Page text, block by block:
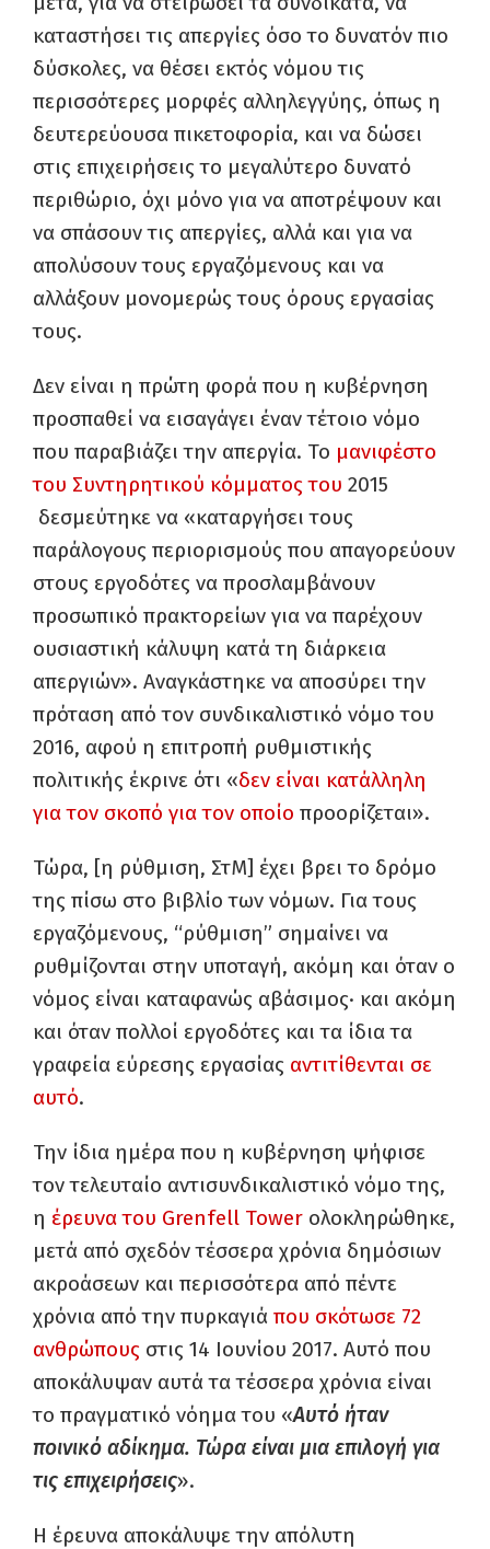
καταστήσει τις απεργίες όσο το δυνατόν πιο
δύσκολες, να θέσει εκτός νόμου τις
περισσότερες μορφές αλληλεγγύης, όπως η
δευτερεύουσα πικετοφορία, και να δώσει
στις επιχειρήσεις το μεγαλύτερο δυνατό
περιθώριο, όχι μόνο για να αποτρέψουν και
να σπάσουν τις απεργίες, αλλά και για να
απολύσουν τους εργαζόμενους και να
αλλάξουν μονομερώς τους όρους εργασίας
τους.
Δεν είναι η πρώτη φορά που η κυβέρνηση
προσπαθεί να εισαγάγει έναν τέτοιο νόμο
που παραβιάζει την απεργία. Το μανιφέστο
του Συντηρητικού κόμματος του 2015
δεσμεύτηκε να «καταργήσει τους
παράλογους περιορισμούς που απαγορεύουν
στους εργοδότες να προσλαμβάνουν
προσωπικό πρακτορείων για να παρέχουν
ουσιαστική κάλυψη κατά τη διάρκεια
απεργιών». Αναγκάστηκε να αποσύρει την
πρόταση από τον συνδικαλιστικό νόμο του
2016, αφού η επιτροπή ρυθμιστικής
πολιτικής έκρινε ότι «δεν είναι κατάλληλη
για τον σκοπό για τον οποίο προορίζεται».
Τώρα, [η ρύθμιση, ΣτΜ] έχει βρει το δρόμο
της πίσω στο βιβλίο των νόμων. Για τους
εργαζόμενους, “ρύθμιση” σημαίνει να
ρυθμίζονται στην υποταγή, ακόμη και όταν ο
νόμος είναι καταφανώς αβάσιμος· και ακόμη
και όταν πολλοί εργοδότες και τα ίδια τα
γραφεία εύρεσης εργασίας αντιτίθενται σε
αυτό.
Την ίδια ημέρα που η κυβέρνηση ψήφισε
τον τελευταίο αντισυνδικαλιστικό νόμο της,
η έρευνα του Grenfell Tower ολοκληρώθηκε,
μετά από σχεδόν τέσσερα χρόνια δημόσιων
ακροάσεων και περισσότερα από πέντε
χρόνια από την πυρκαγιά που σκότωσε 72
ανθρώπους στις 14 Ιουνίου 2017. Αυτό που
αποκάλυψαν αυτά τα τέσσερα χρόνια είναι
το πραγματικό νόημα του «Αυτό ήταν
ποινικό αδίκημα. Τώρα είναι μια επιλογή για
τις επιχειρήσεις».
Η έρευνα αποκάλυψε την απόλυτη